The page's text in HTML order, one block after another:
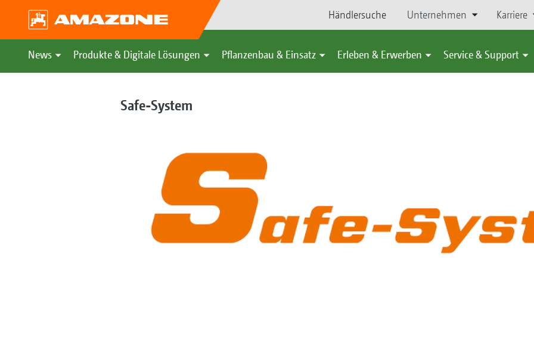
Händlersuche Unternehmen Karriere
News Produkte & Digitale Lösungen Pflanzenbau & Einsatz Erleben & Erwerben Service & Support
Safe-System